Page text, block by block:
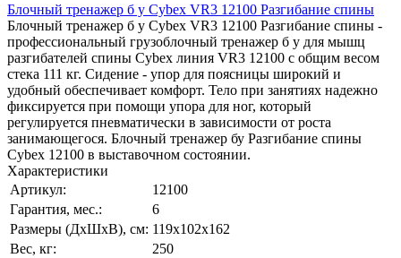
Блочный тренажер б у Cybex VR3 12100 Разгибание спины
Блочный тренажер б у Cybex VR3 12100 Разгибание спины -
профессиональный грузоблочный тренажер б у для мышц
разгибателей спины Cybex линия VR3 12100 с общим весом
стека 111 кг. Сидение - упор для поясницы широкий и
удобный обеспечивает комфорт. Тело при занятиях надежно
фиксируется при помощи упора для ног, который
регулируется пневматически в зависимости от роста
занимающегося. Блочный тренажер бу Разгибание спины
Cybeх 12100 в выставочном состоянии.
Характеристики
Артикул:
12100
Гарантия, мес.:
6
Размеры (ДхШхВ), см: 119х102х162
Вес, кг:
250